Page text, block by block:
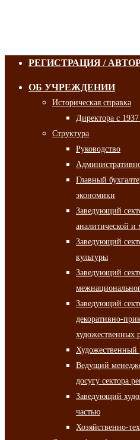
РЕГИСТРАЦИЯ /
ОБ УЧРЕЖДЕНИИ
Историческая справка
Директора с
Структура
Руководство
Главный
экономики
Заведующий
аналитической и
Заведующий
культуры
Заведующий
Заведующий
декоративно-
художественных
Художественный
Ведущий
досугу сектора
Заведующий
частью
Хозяйственно-